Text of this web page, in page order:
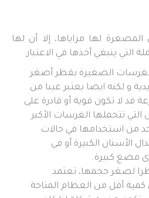
لها مزاياها، إلا أن لها
ينبغي أخذها في الاعتبار:
الصغيرة بقطر أصغر
و لكنه ايضا يعتبر عيبا من
قد لا تكون قوية أو قادرة على
تتحملها الغرسات الأكبر
من استخدامها في حالات
الأسنان الكبيرة أو في
مضغ كبيرة.
لصغر حجمها، تعتمد
أقل من العظام المتاحة